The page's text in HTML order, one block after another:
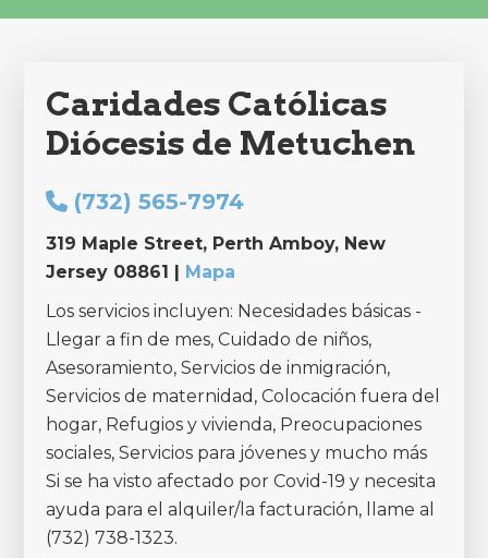
Caridades Católicas
Diócesis de Metuchen
(732) 565-7974
319 Maple Street, Perth Amboy, New
Jersey 08861 | Mapa
Los servicios incluyen: Necesidades básicas -
Llegar a fin de mes, Cuidado de niños,
Asesoramiento, Servicios de inmigración,
Servicios de maternidad, Colocación fuera del
hogar, Refugios y vivienda, Preocupaciones
sociales, Servicios para jóvenes y mucho más
Si se ha visto afectado por Covid-19 y necesita
ayuda para el alquiler/la facturación, llame al
(732) 738-1323.